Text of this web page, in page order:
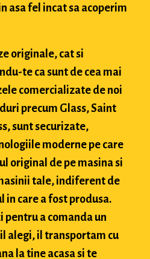
asa fel incat sa acoperim
originale, cat si
te ca sunt de cea mai
comercializate de noi
precum Glass, Saint
sunt securizate,
moderne pe care
original de pe masina si
tale, indiferent de
in care a fost produsa.
pentru a comanda un
alegi, il transportam cu
la tine acasa si te